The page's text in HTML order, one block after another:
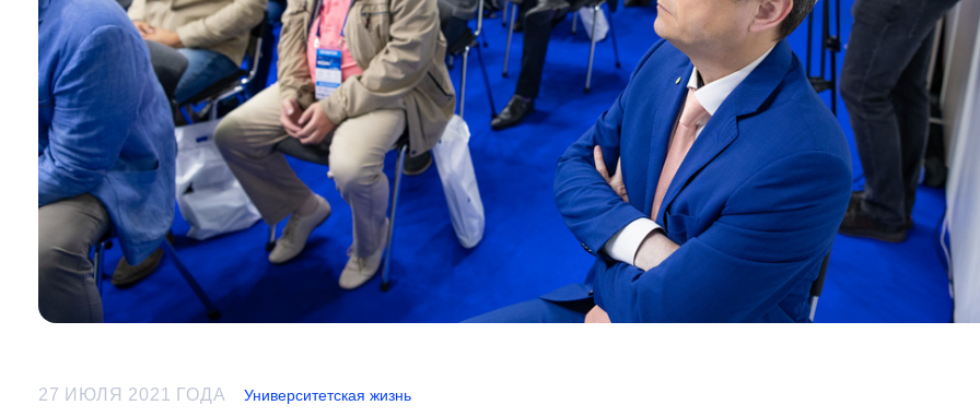
27 ИЮЛЯ 2021 ГОДА Университетская жизнь